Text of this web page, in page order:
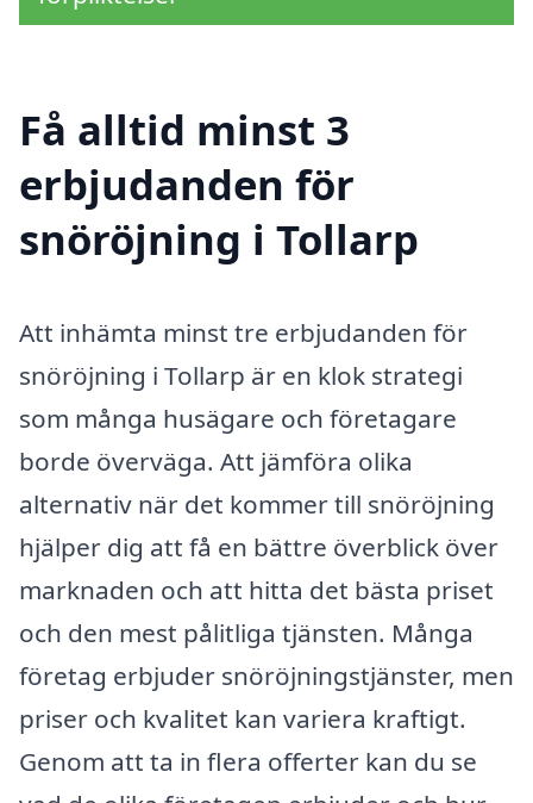
Få alltid minst 3
erbjudanden för
snöröjning i Tollarp
Att inhämta minst tre erbjudanden för
snöröjning i Tollarp är en klok strategi
som många husägare och företagare
borde överväga. Att jämföra olika
alternativ när det kommer till snöröjning
hjälper dig att få en bättre överblick över
marknaden och att hitta det bästa priset
och den mest pålitliga tjänsten. Många
företag erbjuder snöröjningstjänster, men
priser och kvalitet kan variera kraftigt.
Genom att ta in flera offerter kan du se